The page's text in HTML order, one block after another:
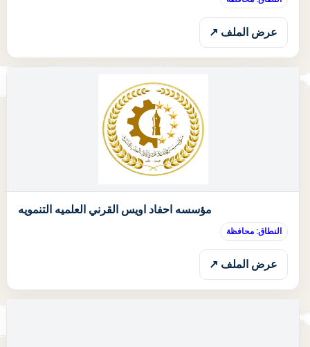
عرض الملف ↗
مؤسسه احفاد اويس القرني العلميه التنمويه
النطاق: محافظة
عرض الملف ↗